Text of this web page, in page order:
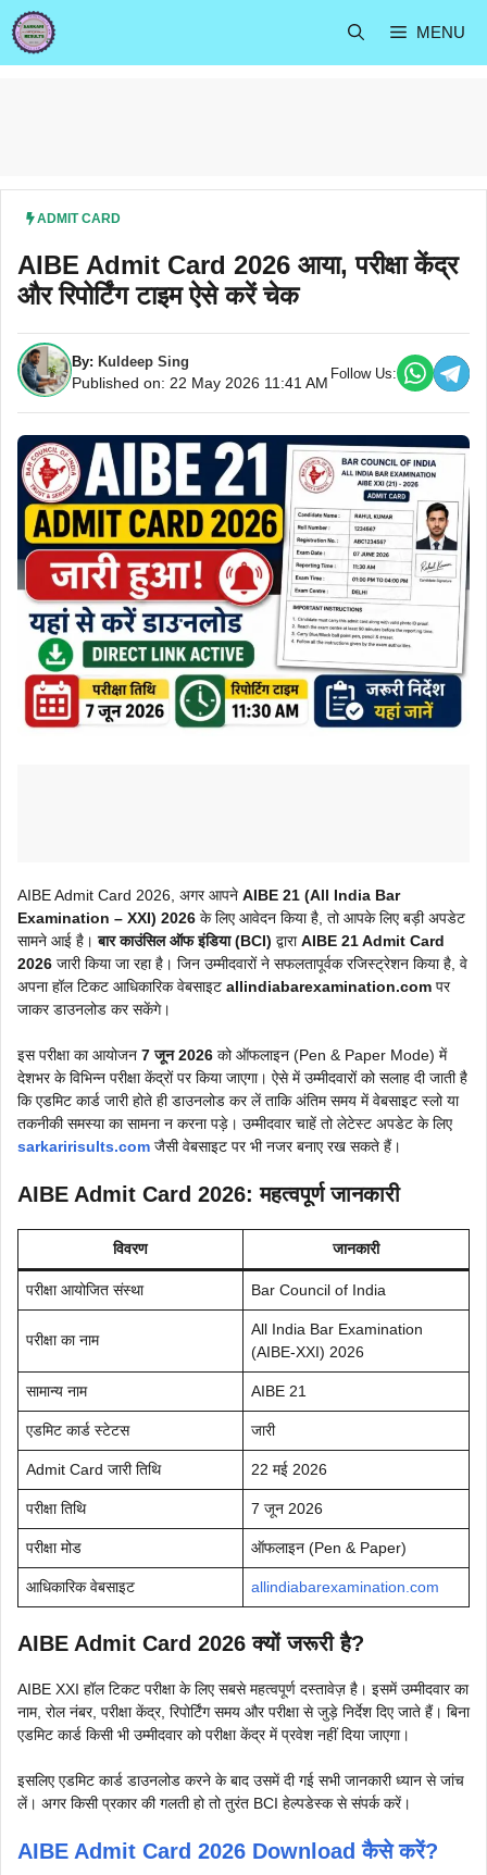
Skip
to
content
MENU
ADMIT CARD
AIBE Admit Card 2026 आया, परीक्षा केंद्र
और रिपोर्टिंग टाइम ऐसे करें चेक
By: Kuldeep Sing
Published on: 22 May 2026 11:41 AM
Follow Us:
AIBE Admit Card 2026, अगर आपने AIBE 21 (All India Bar
Examination – XXI) 2026 के लिए आवेदन किया है, तो आपके लिए बड़ी अपडेट
सामने आई है।बार काउंसिल ऑफ इंडिया (BCI) द्वाराAIBE 21 Admit Card
2026 जारी किया जा रहा है। जिन उम्मीदवारों ने सफलतापूर्वक रजिस्ट्रेशन किया है, वे
अपना हॉल टिकट आधिकारिक वेबसाइट allindiabarexamination.com पर
जाकर डाउनलोड कर सकेंगे।
इस परीक्षा का आयोजन 7 जून 2026 को ऑफलाइन (Pen & Paper Mode) में
देशभर के विभिन्न परीक्षा केंद्रों पर किया जाएगा। ऐसे में उम्मीदवारों को सलाह दी जाती है
कि एडमिट कार्ड जारी होते ही डाउनलोड कर लें ताकि अंतिम समय में वेबसाइट स्लो या
तकनीकी समस्या का सामना न करना पड़े। उम्मीदवार चाहें तो लेटेस्ट अपडेट के लिए
sarkaririsults.com जैसी वेबसाइट पर भी नजर बनाए रख सकते हैं।
AIBE Admit Card 2026: महत्वपूर्ण जानकारी
विवरण जानकारी
परीक्षा आयोजित संस्था Bar Council of India
परीक्षा का नाम
All India Bar Examination
(AIBE-XXI) 2026
सामान्य नाम AIBE 21
एडमिट कार्ड स्टेटस जारी
Admit Card जारी तिथि 22 मई 2026
परीक्षा तिथि 7 जून 2026
परीक्षा मोड ऑफलाइन (Pen & Paper)
आधिकारिक वेबसाइट allindiabarexamination.com
AIBE Admit Card 2026 क्यों जरूरी है?
AIBE XXI हॉल टिकट परीक्षा के लिए सबसे महत्वपूर्ण दस्तावेज़ है। इसमें उम्मीदवार का
नाम, रोल नंबर, परीक्षा केंद्र, रिपोर्टिंग समय और परीक्षा से जुड़े निर्देश दिए जाते हैं। बिना
एडमिट कार्ड किसी भी उम्मीदवार को परीक्षा केंद्र में प्रवेश नहीं दिया जाएगा।
इसलिए एडमिट कार्ड डाउनलोड करने के बाद उसमें दी गई सभी जानकारी ध्यान से जांच
लें। अगर किसी प्रकार की गलती हो तो तुरंत BCI हेल्पडेस्क से संपर्क करें।
AIBE Admit Card 2026 Download कैसे करें?